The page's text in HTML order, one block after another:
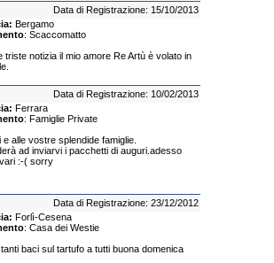
Data di Registrazione: 15/10/2013
Bergamo
: Scaccomatto
notizia il mio amore Re Artù è volato in
Data di Registrazione: 10/02/2013
Ferrara
: Famiglie Private
alle vostre splendide famiglie.
ad inviarvi i pacchetti di auguri.adesso
:-( sorry
Data di Registrazione: 23/12/2012
Forlì-Cesena
: Casa dei Westie
baci sul tartufo a tutti buona domenica